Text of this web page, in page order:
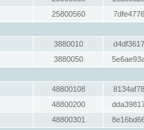
25800560
3880010
3880050
48800108
48800200
48800301